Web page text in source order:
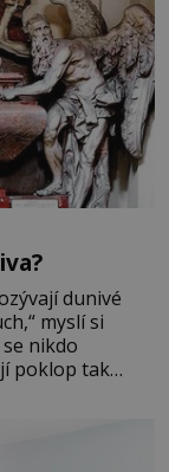
dunivé
myslí si
nikdo
poklop tak
let později